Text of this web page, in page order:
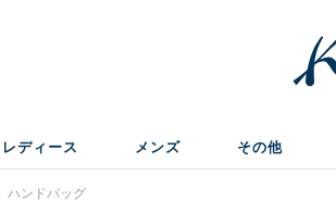
レディース メンズ その他
ハンドバッグ